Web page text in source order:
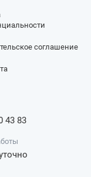
соглашение
43 83